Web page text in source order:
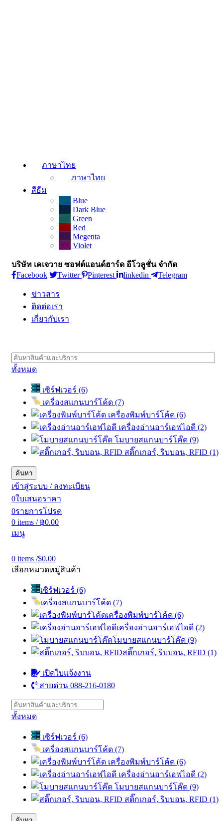
ภาษาไทย
ภาษาไทย
สีธีม
Blue
Dark Blue
Green
Red
Megenta
Violet
บริษัท เคเจวาย ซอฟต์แอนด์ฮาร์ด อีโวลูชั่น จำกัด
Facebook
Twitter Pinterest linkedin Telegram
ข่าวสาร
ติดต่อเรา
เกี่ยวกับเรา
ทั้งหมด
เซิร์ฟเวอร์ (6)
เครื่องสแกนบาร์โค้ด (7)
เครื่องพิมพ์บาร์โค้ด (6)
เครื่องอ่านอาร์เอฟไอดี (2)
โมบายสแกนบาร์โค๊ด (9)
สติ๊กเกอร์, ริบบอน, RFID (1)
ค้นหา
เข้าสู่ระบบ / ลงทะเบียน
0ใบเสนอราคา
0รายการโปรด
0 items / ฿0.00
เมนู
0 items /$0.00
เลือกหมวดหมู่สินค้า
เซิร์ฟเวอร์ (6)
เครื่องสแกนบาร์โค้ด (7)
เครื่องพิมพ์บาร์โค้ด (6)
เครื่องอ่านอาร์เอฟไอดี (2)
โมบายสแกนบาร์โค๊ด (9)
สติ๊กเกอร์, ริบบอน, RFID (1)
เปิดใบแจ้งงาน
สายด่วน 088-216-0180
ทั้งหมด
เซิร์ฟเวอร์ (6)
เครื่องสแกนบาร์โค้ด (7)
เครื่องพิมพ์บาร์โค้ด (6)
เครื่องอ่านอาร์เอฟไอดี (2)
โมบายสแกนบาร์โค๊ด (9)
สติ๊กเกอร์, ริบบอน, RFID (1)